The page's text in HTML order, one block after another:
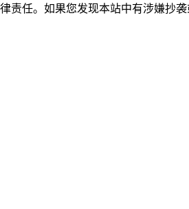
任。如果您发现本站中有涉嫌抄袭